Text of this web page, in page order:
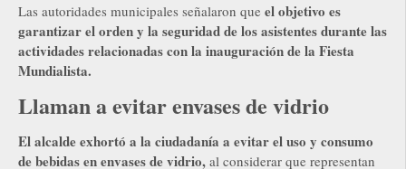
Las autoridades municipales señalaron que el objetivo es
garantizar el orden y la seguridad de los asistentes durante las
actividades relacionadas con la inauguración de la Fiesta
Mundialista.
Llaman a evitar envases de vidrio
El alcalde exhortó a la ciudadanía a evitar el uso y consumo
de bebidas en envases de vidrio, al considerar que representan